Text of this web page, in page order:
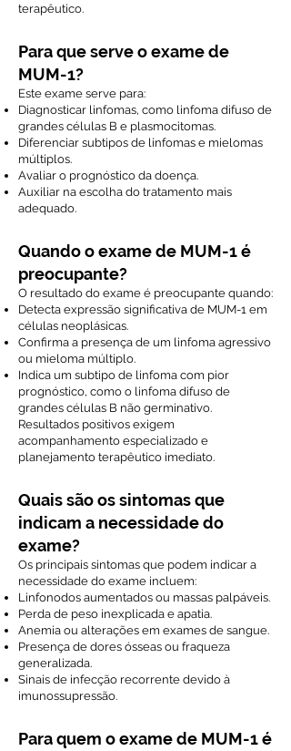
terapêutico.
Para que serve o exame de
MUM-1?
Este exame serve para:
Diagnosticar linfomas, como linfoma difuso de
grandes células B e plasmocitomas.
Diferenciar subtipos de linfomas e mielomas
múltiplos.
Avaliar o prognóstico da doença.
Auxiliar na escolha do tratamento mais
adequado.
Quando o exame de MUM-1 é
preocupante?
O resultado do exame é preocupante quando:
Detecta expressão significativa de MUM-1 em
células neoplásicas.
Confirma a presença de um linfoma agressivo
ou mieloma múltiplo.
Indica um subtipo de linfoma com pior
prognóstico, como o linfoma difuso de
grandes células B não germinativo.
Resultados positivos exigem
acompanhamento especializado e
planejamento terapêutico imediato.
Quais são os sintomas que
indicam a necessidade do
exame?
Os principais sintomas que podem indicar a
necessidade do exame incluem:
Linfonodos aumentados ou massas palpáveis.
Perda de peso inexplicada e apatia.
Anemia ou alterações em exames de sangue.
Presença de dores ósseas ou fraqueza
generalizada.
Sinais de infecção recorrente devido à
imunossupressão.
Para quem o exame de MUM-1 é